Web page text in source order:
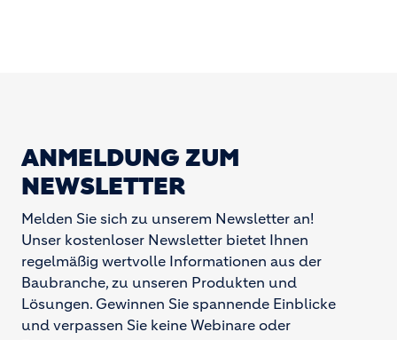
ANMELDUNG ZUM
NEWSLETTER
Melden Sie sich zu unserem Newsletter an!
Unser kostenloser Newsletter bietet Ihnen
regelmäßig wertvolle Informationen aus der
Baubranche, zu unseren Produkten und
Lösungen. Gewinnen Sie spannende Einblicke
und verpassen Sie keine Webinare oder